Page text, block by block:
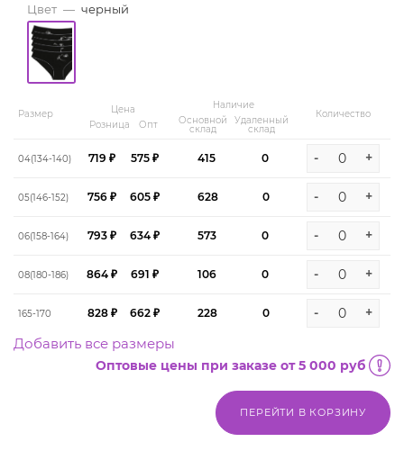
Цвет — черный
Размер
Цена
Розница
Опт
Наличие
Основной
склад
Удаленный
склад
Количество
04(134-140) 719 ₽ 575 ₽ 415 0 - +
05(146-152) 756 ₽ 605 ₽ 628 0 - +
06(158-164) 793 ₽ 634 ₽ 573 0 - +
08(180-186) 864 ₽ 691 ₽ 106 0 - +
165-170 828 ₽ 662 ₽ 228 0 - +
Добавить все размеры
Оптовые цены при заказе от 5 000 руб
ПЕРЕЙТИ В КОРЗИНУ